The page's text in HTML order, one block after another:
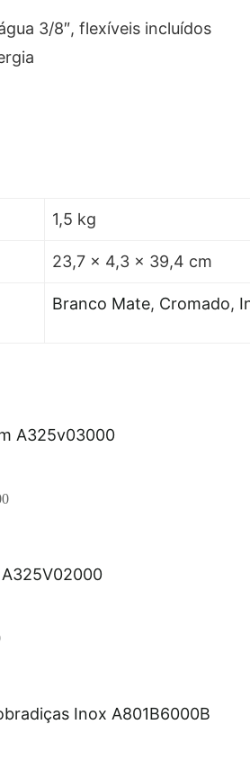
3/8″, flexíveis incluídos
1,5 kg
23,7 × 4,3 × 39,4 cm
Branco Mate, Cromado,